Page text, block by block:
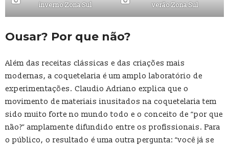
inverno Zona Sul
verão Zona Sul
Ousar? Por que não?
Além das receitas clássicas e das criações mais
modernas, a coquetelaria é um amplo laboratório de
experimentações. Claudio Adriano explica que o
movimento de materiais inusitados na coquetelaria tem
sido muito forte no mundo todo e o conceito de “por que
não?” amplamente difundido entre os profissionais. Para
o público, o resultado é uma outra pergunta: “você já se